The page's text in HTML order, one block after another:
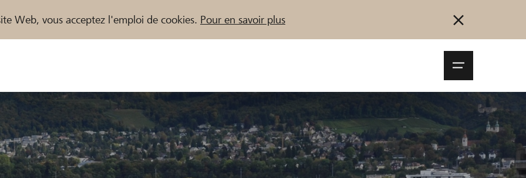
Web, vous acceptez l'emploi de cookies. Pour en savoir plus
/ Banques Raiffeisen Se connecter S'inscrire
Démarrez maintenant